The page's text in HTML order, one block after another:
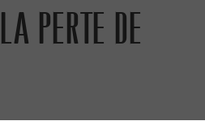
PERTE DE